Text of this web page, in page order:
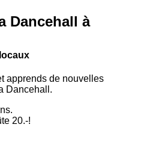
Dancehall à
apprends de nouvelles
Dancehall.
20.-!